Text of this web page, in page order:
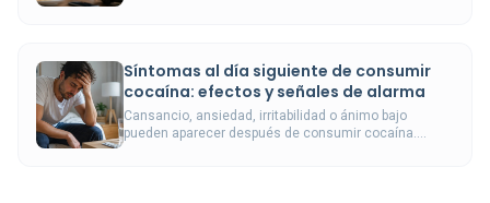
Síntomas al día siguiente de consumir
cocaína: efectos y señales de alarma
Cansancio, ansiedad, irritabilidad o ánimo bajo
pueden aparecer después de consumir cocaína.